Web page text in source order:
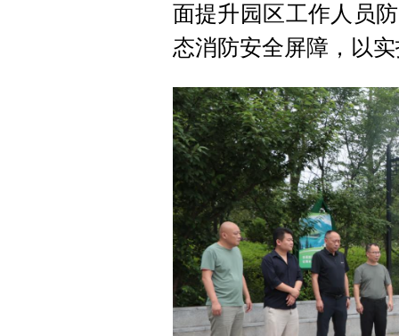
面提升园区工作人员
态消防安全屏障，以